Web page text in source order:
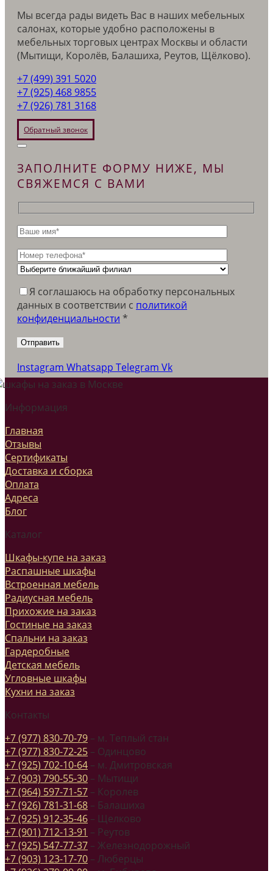
Мы всегда рады видеть Вас в наших мебельных
салонах, которые удобно расположены в
мебельных торговых центрах Москвы и области
(Мытищи, Королёв, Балашиха, Реутов, Щёлково).
+7 (499) 391 5020
+7 (925) 468 9855
+7 (926) 781 3168
Обратный звонок
ЗАПОЛНИТЕ ФОРМУ НИЖЕ, МЫ
СВЯЖЕМСЯ С ВАМИ
Я соглашаюсь на обработку персональных
данных в соответствии c политикой
конфиденциальности *
Instagram Whatsapp Telegram Vk
Информация
Главная
Отзывы
Сертификаты
Доставка и сборка
Оплата
Адреса
Блог
Каталог
Шкафы-купе на заказ
Распашные шкафы
Встроенная мебель
Радиусная мебель
Прихожие на заказ
Гостиные на заказ
Спальни на заказ
Гардеробные
Детская мебель
Угловные шкафы
Кухни на заказ
Контакты
+7 (977) 830-70-79 – м. Теплый стан
+7 (977) 830-72-25 – Одинцово
+7 (925) 702-10-64 – м. Дмитровская
+7 (903) 790-55-30 – Мытищи
+7 (964) 597-71-57 – Королев
+7 (926) 781-31-68 – Балашиха
+7 (925) 912-35-46 – Щелково
+7 (901) 712-13-91 – Реутов
+7 (925) 547-77-37 – Железнодорожный
+7 (903) 123-17-70 – Люберцы